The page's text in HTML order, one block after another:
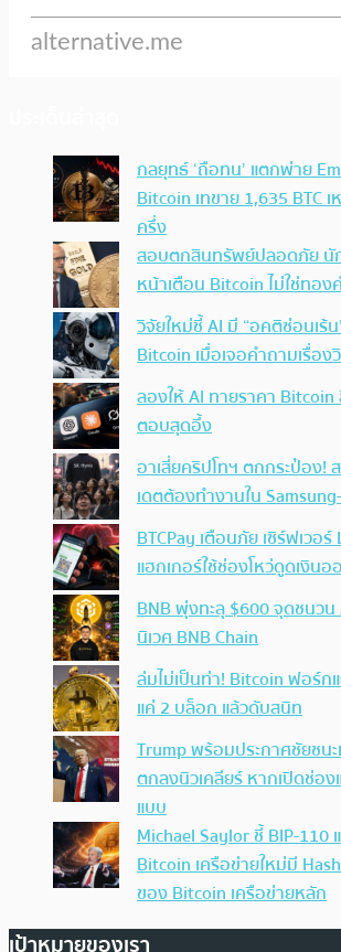
กลยุทธ์ ‘ถือทน’ แตกพ่าย
Bitcoin เทขาย 1,635 BTC
ครึ่ง
สอบตกสินทรัพย์ปลอดภัย นั
หน้าเตือน Bitcoin ไม่ใช่ทอ
วิจัยใหม่ชี้ AI มี “อคติซ่อนเร้
Bitcoin เมื่อเจอคำถามเรื่อง
ลองให้ AI ทายราคา
ตอบสุดอึ้ง
อาเสี่ยคริปโทฯ ตกกระป๋อง!
เดตต้องทำงานใน
BTCPay เตือนภัย เซิร์ฟเวอ
แฮกเกอร์ใช้ช่องโหว่ดูดเงิน
BNB พุ่งทะลุ $600 จุดชนวน
นิเวศ BNB Chain
ล่มไม่เป็นท่า! Bitcoin ฟอร์ก
แค่ 2 บล็อก แล้วดับสนิท
Trump พร้อมประกาศชัยชน
ตกลงนิวเคลียร์ หากเปิดช่อ
แบบ
Michael Saylor ชี้ BIP-110
Bitcoin เครือข่ายใหม่มี
ของ Bitcoin เครือข่ายหลัก
เป้าหมายของเรา